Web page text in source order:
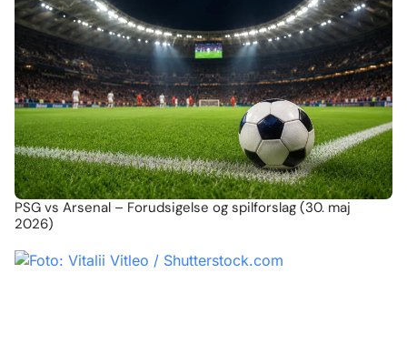
PSG vs Arsenal – Forudsigelse og spilforslag (30. maj
2026)